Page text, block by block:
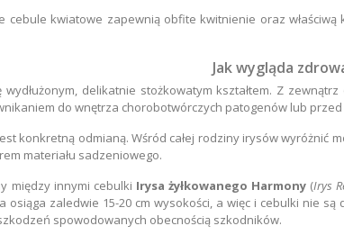
cebule kwiatowe zapewnią obfite kwitnienie oraz
Jak wygląda
wydłużonym, delikatnie stożkowatym kształtem. Z
do wnętrza chorobotwórczych patogenów lub
konkretną odmianą. Wśród całej rodziny irysów
materiału sadzeniowego.
między innymi cebulki Irysa żyłkowanego Harmony (Irys
osiąga zaledwie 15-20 cm wysokości, a więc i cebulki nie
spowodowanych obecnością szkodników.